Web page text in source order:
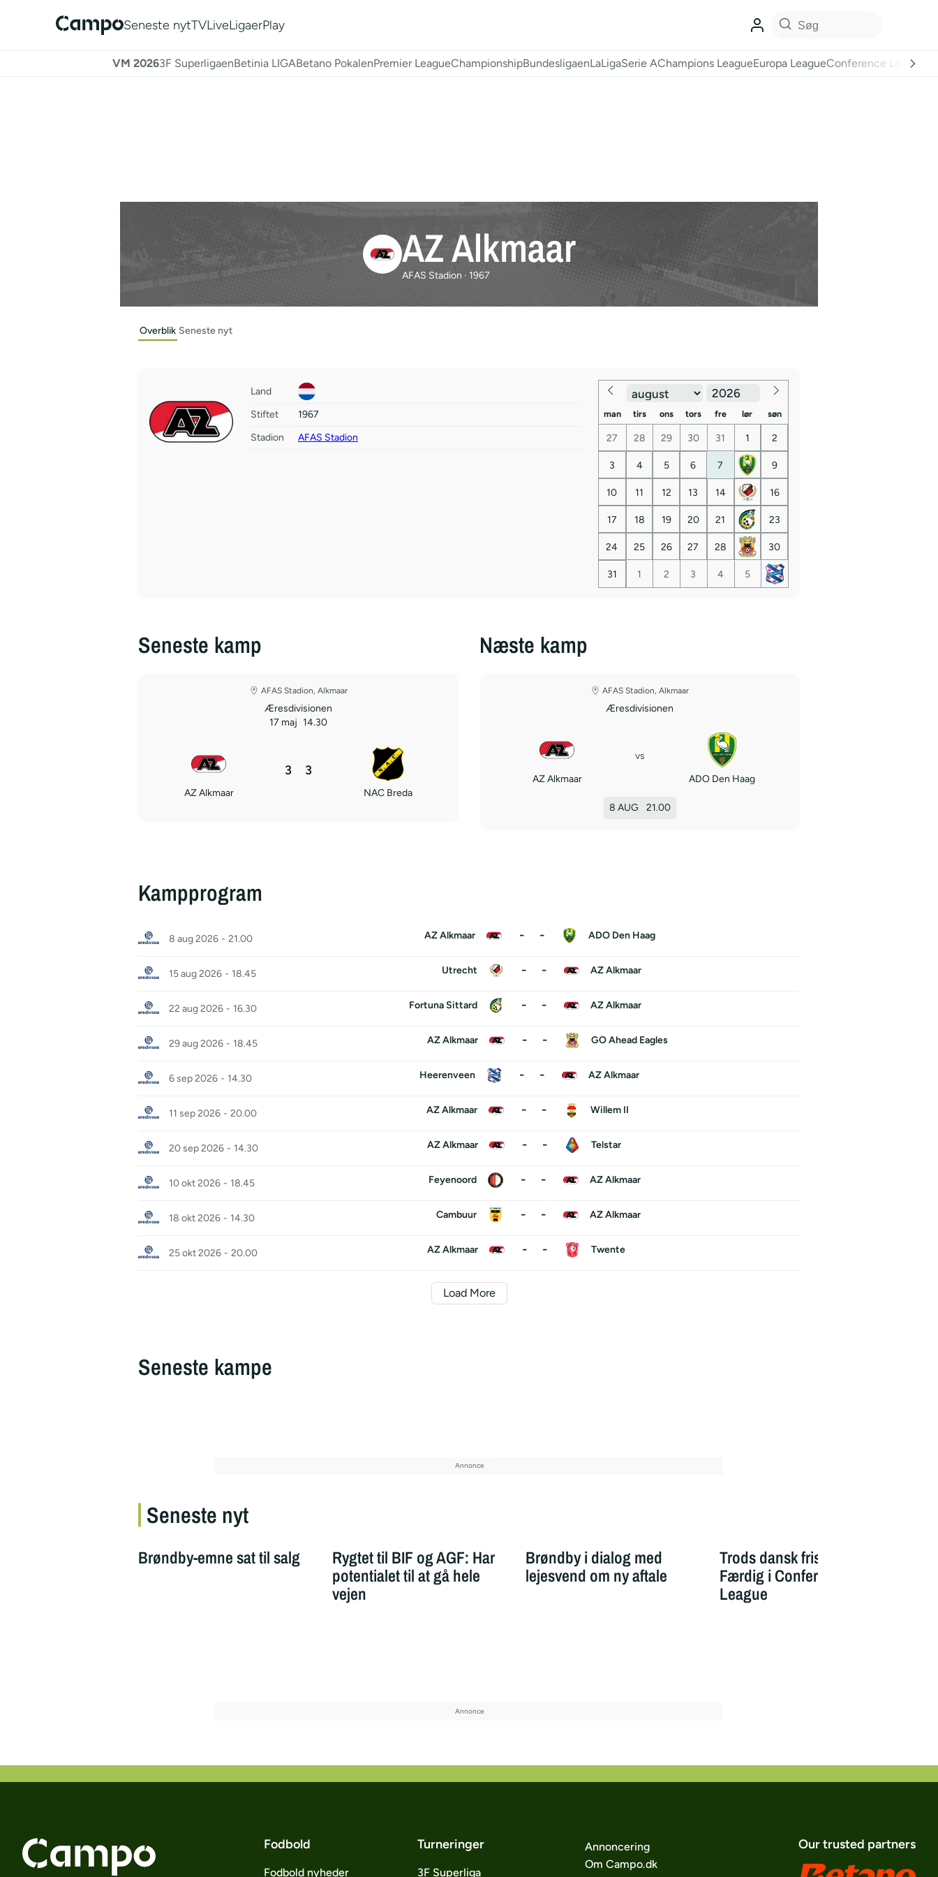
Seneste nytTVLiveLigaerPlay
VM 20263F SuperligaenBetinia LIGABetano PokalenPremier LeagueChampionshipBundesligaenLaLigaSerie AChampions LeagueEuropa LeagueConference League
AZ Alkmaar
AFAS Stadion · 1967
Overblik Seneste nyt
Land
Stiftet
1967
Stadion
AFAS Stadion
man tirs ons tors fre lør søn
27 28 29 30 31 1 2
3 4 5 6 7 9
10 11 12 13 14 16
17 18 19 20 21 23
24 25 26 27 28 30
31 1 2 3 4 5
Seneste kamp
AFAS Stadion, Alkmaar
Æresdivisionen
17 maj 14.30
AZ Alkmaar
3 3
NAC Breda
Næste kamp
AFAS Stadion, Alkmaar
Æresdivisionen
AZ Alkmaar
vs
ADO Den Haag
8 AUG 21.00
Kampprogram
8 aug 2026 - 21.00 AZ Alkmaar - - ADO Den Haag
15 aug 2026 - 18.45 Utrecht - - AZ Alkmaar
22 aug 2026 - 16.30 Fortuna Sittard - - AZ Alkmaar
29 aug 2026 - 18.45 AZ Alkmaar - - GO Ahead Eagles
6 sep 2026 - 14.30 Heerenveen - - AZ Alkmaar
11 sep 2026 - 20.00 AZ Alkmaar - - Willem II
20 sep 2026 - 14.30 AZ Alkmaar - - Telstar
10 okt 2026 - 18.45 Feyenoord - - AZ Alkmaar
18 okt 2026 - 14.30 Cambuur - - AZ Alkmaar
25 okt 2026 - 20.00 AZ Alkmaar - - Twente
Load More
Seneste kampe
Seneste nyt
Brøndby-emne sat til salg
Rygtet til BIF og AGF: Har
potentialet til at gå hele
vejen
Brøndby i dialog med
lejesvend om ny aftale
Trods dansk frisparksperle:
Færdig i Conference
League
Fodbold
Fodbold nyheder
Turneringer
3F Superliga
Annoncering
Om Campo.dk
Our trusted partners